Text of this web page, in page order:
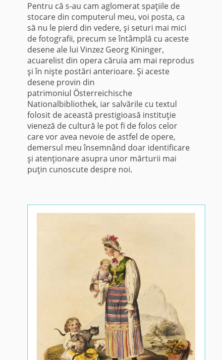
Pentru că s-au cam aglomerat spaţiile de
stocare din computerul meu, voi posta, ca
să nu le pierd din vedere, şi seturi mai mici
de fotografii, precum se întâmplă cu aceste
desene ale lui Vinzez Georg Kininger,
acuarelist din opera căruia am mai reprodus
şi în nişte postări anterioare. Şi aceste
desene provin din
patrimoniul Österreichische
Nationalbibliothek, iar salvările cu textul
folosit de această prestigioasă instituţie
vieneză de cultură le pot fi de folos celor
care vor avea nevoie de astfel de opere,
demersul meu însemnând doar identificare
şi atenţionare asupra unor mărturii mai
puţin cunoscute despre noi.